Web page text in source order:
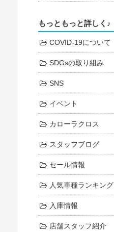
もっともっと詳しく♪
COVID-19について
SDGsの取り組み
SNS
イベント
カローラクロス
スタッフブログ
セール情報
人気車種ランキング
入庫情報
店舗スタッフ紹介